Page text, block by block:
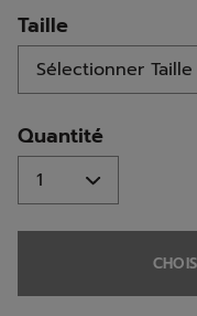
Taille
Quantité